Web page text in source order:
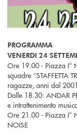
PROGRAMMA
VENERDI 24
Ore 19.00 - Piazza I°
squadre “STAFFETTA
ragazze, anni dal
Dalle 18.30: ANDAR
e intrattenimento
Ore 21.00 - Piazza I°
NOISE